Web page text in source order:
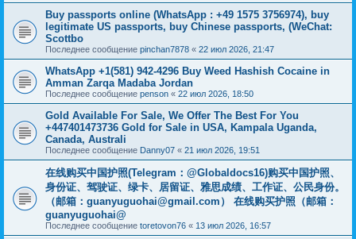
Buy passports online (WhatsApp : +49 1575 3756974), buy
legitimate US passports, buy Chinese passports, (WeChat:
Scottbo
Последнее сообщение pinchan7878 « 22 июл 2026, 21:47
WhatsApp +1(581) 942-4296 Buy Weed Hashish Cocaine in
Amman Zarqa Madaba Jordan
Последнее сообщение penson « 22 июл 2026, 18:50
Gold Available For Sale, We Offer The Best For You
+447401473736 Gold for Sale in USA, Kampala Uganda,
Canada, Australi
Последнее сообщение Danny07 « 21 июл 2026, 19:51
在线购买中国护照(Telegram：@Globaldocs16)购买中国护照、
身份证、驾驶证、绿卡、居留证、雅思成绩、工作证、公民身份。
（邮箱： guanyuguohai@gmail.com ） 在线购买护照（邮箱：
guanyuguohai@
Последнее сообщение toretovon76 « 13 июл 2026, 16:57